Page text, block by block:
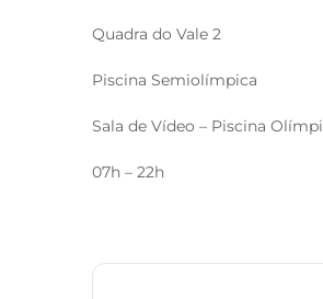
Quadra do Vale 2
Piscina Semiolímpica
Sala de Vídeo – Piscina
07h – 22h